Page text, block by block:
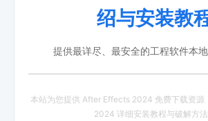
绍与安装教
提供最详尽、最安全的工程软件本
本站为您提供 After Effects 2024 免费下载资
2024 详细安装教程与破解方法